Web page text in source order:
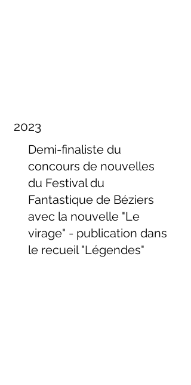
2023
Demi-finaliste du
concours de nouvelles
du Festival du
Fantastique de Béziers
avec la nouvelle "Le
virage" - publication dans
le recueil "Légendes"